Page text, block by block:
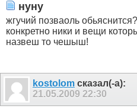
нуну
жгучий позваоль
конкретно ники и вещи
назвеш то чешыш!
kostolom сказал(-а):
21.05.2009 22:30